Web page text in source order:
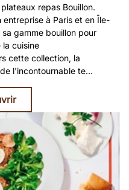
repas Bouillon.
à Paris et en Île-
gamme bouillon pour
la cuisine
cette collection, la
l'incontournable te…